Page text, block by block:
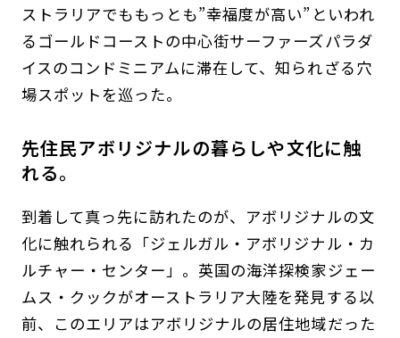
ストラリアでももっとも”幸福度が高い”といわれ
るゴールドコーストの中心街サーファーズパラダ
イスのコンドミニアムに滞在して、知られざる穴
場スポットを巡った。
先住民アボリジナルの暮らしや文化に触
れる。
到着して真っ先に訪れたのが、アボリジナルの文
化に触れられる「ジェルガル・アボリジナル・カ
ルチャー・センター」。英国の海洋探検家ジェー
ムス・クックがオーストラリア大陸を発見する以
前、このエリアはアボリジナルの居住地域だった